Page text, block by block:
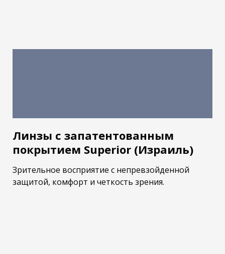
Линзы с запатентованным
покрытием Superior (Израиль)
Зрительное восприятие с непревзойденной
защитой, комфорт и четкость зрения.